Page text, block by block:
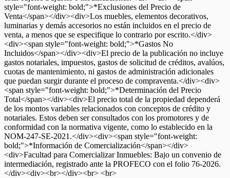
style="font-weight: bold;">*Exclusiones del Precio de
Venta</span></div><div>Los muebles, elementos decorativos,
luminarias y demás accesorios no están incluidos en el precio de
venta, a menos que se especifique lo contrario por escrito.</div>
<div><span style="font-weight: bold;">*Gastos No
Incluidos</span></div><div>El precio de la publicación no incluye
gastos notariales, impuestos, gastos de solicitud de créditos, avalúos,
cuotas de mantenimiento, ni gastos de administración adicionales
que puedan surgir durante el proceso de compraventa.</div><div>
<span style="font-weight: bold;">*Determinación del Precio
Total</span></div><div>El precio total de la propiedad dependerá
de los montos variables relacionados con conceptos de crédito y
notariales. Estos deben ser consultados con los promotores y de
conformidad con la normativa vigente, como lo establecido en la
NOM-247-SE-2021.</div><div><span style="font-weight:
bold;">*Información de Comercialización</span></div>
<div>Facultad para Comercializar Inmuebles: Bajo un convenio de
intermediación, registrado ante la PROFECO con el folio 76-2026.
</div><div><br></div><br> <br>